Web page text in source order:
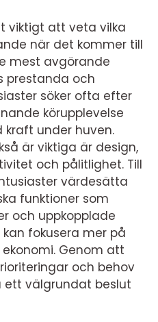
viktigt att veta vilka
när det kommer till
mest avgörande
prestanda och
söker ofta efter
körupplevelse
under huven.
är viktiga är design,
och pålitlighet. Till
värdesätta
funktioner som
och uppkopplade
fokusera mer på
Genom att
och behov
ett välgrundat beslut